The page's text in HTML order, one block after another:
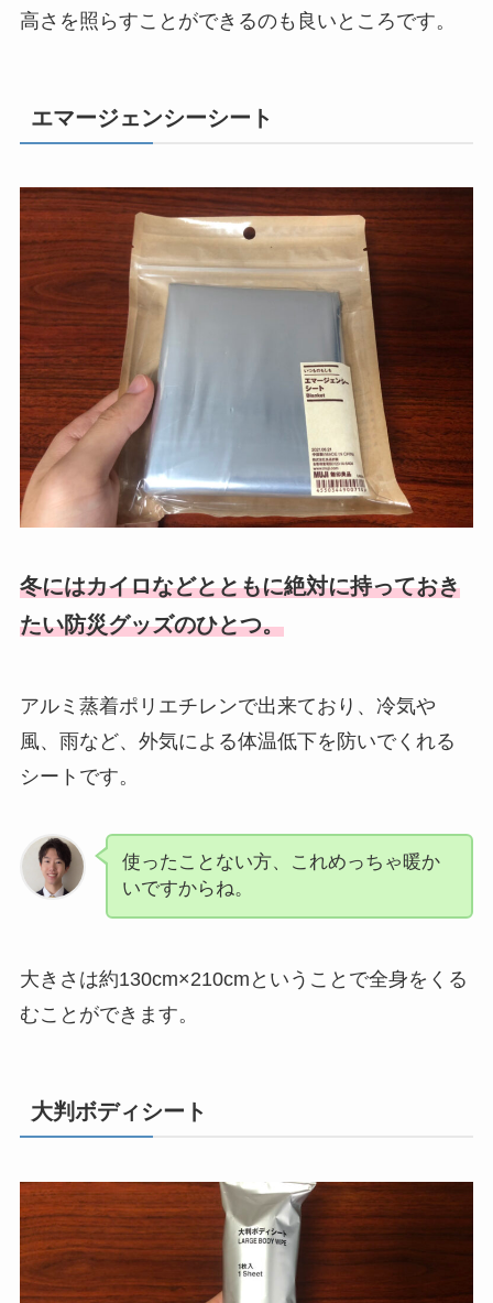
高さを照らすことができるのも良いところです。
エマージェンシーシート
冬にはカイロなどとともに絶対に持っておき
たい防災グッズのひとつ。
アルミ蒸着ポリエチレンで出来ており、冷気や
風、雨など、外気による体温低下を防いでくれる
シートです。
使ったことない方、これめっちゃ暖か
いですからね。
大きさは約130cm×210cmということで全身をくる
むことができます。
大判ボディシート